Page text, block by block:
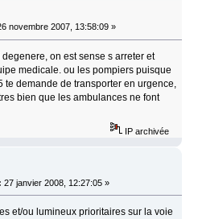
novembre 2007, 13:58:09 »
on est sense s arreter et
medicale. ou les pompiers puisque
demande de transporter en urgence,
bien que les ambulances ne font
IP archivée
27 janvier 2008, 12:27:05 »
et/ou lumineux prioritaires sur la voie